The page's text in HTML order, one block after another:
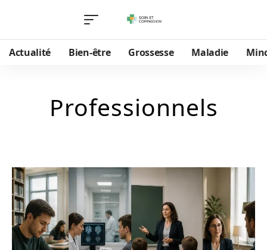
Actualité Bien-être Grossesse Maladie
Professionnels